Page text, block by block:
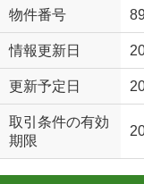
物件番号
情報更新日
更新予定日
取引条件の有効
期限